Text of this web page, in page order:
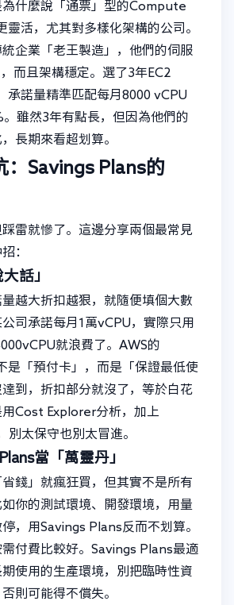
為什麼說「通票」型的Compute
靈活，尤其對多樣化架構的公司。
企業「老王製造」，他們的伺服
而且架構穩定。選了3年EC2
承諾量精準匹配每月8000 vCPU
雖然3年有點長，但因為他們的
長期來看超划算。
：Savings Plans的
雷就慘了。這邊分享兩個最常見
：
話」
越大折扣越狠，就隨便填個大數
司承諾每月1萬vCPU，實際只用
就浪費了。AWS的
是「預付卡」，而是「保證最低使
到，折扣部分就沒了，等於白花
Cost Explorer分析，加上
別太保守也別太冒進。
當「萬靈丹」
錢」就瘋狂買，但其實不是所有
你的測試環境、開發環境，用量
，用Savings Plans反而不划算。
付費比較好。Savings Plans最適
使用的生產環境，別把臨時性資
則可能得不償失。